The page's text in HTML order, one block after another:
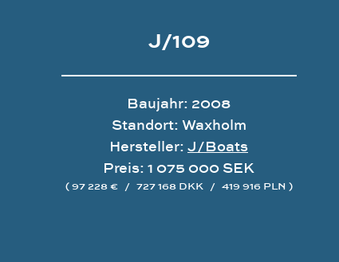
J/109
Baujahr: 2008
Standort: Waxholm
Hersteller: J/Boats
Preis: 1 075 000 SEK
( 97 228 € / 727 168 DKK / 419 916 PLN )